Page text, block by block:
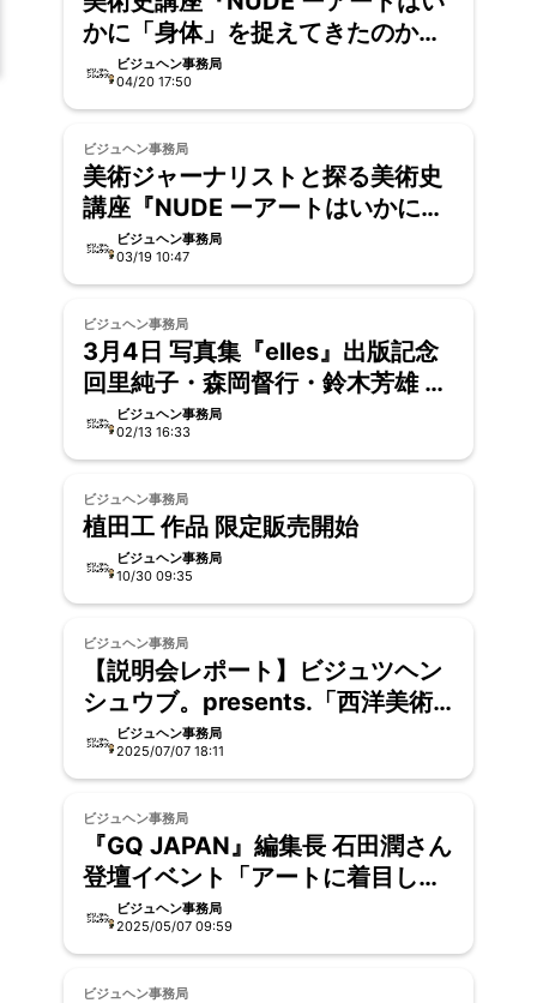
かに「身体」を捉えてきたのか』
説明会レポート
ビジュヘン事務局
04/20 17:50
ビジュヘン事務局
美術ジャーナリストと探る美術史
講座『NUDE ーアートはいかに
「身体」を捉えてきたのか』
ビジュヘン事務局
03/19 10:47
ビジュヘン事務局
3月4日 写真集『elles』出版記念
回里純子・森岡督行・鈴木芳雄 ク
ロストーク 開催
ビジュヘン事務局
02/13 16:33
ビジュヘン事務局
植田工 作品 限定販売開始
ビジュヘン事務局
10/30 09:35
ビジュヘン事務局
【説明会レポート】ビジュツヘン
シュウブ。presents.「西洋美術
史の『見方』が変わる6か月講
座」
ビジュヘン事務局
2025/07/07 18:11
ビジュヘン事務局
『GQ JAPAN』編集長 石田潤さん
登壇イベント「アートに着目した
GQ JAPAN」~【夜の編集会議】
#2 ~ に寄せられた感想
ビジュヘン事務局
2025/05/07 09:59
ビジュヘン事務局